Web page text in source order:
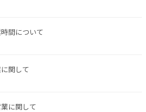
間について
関して
に関して